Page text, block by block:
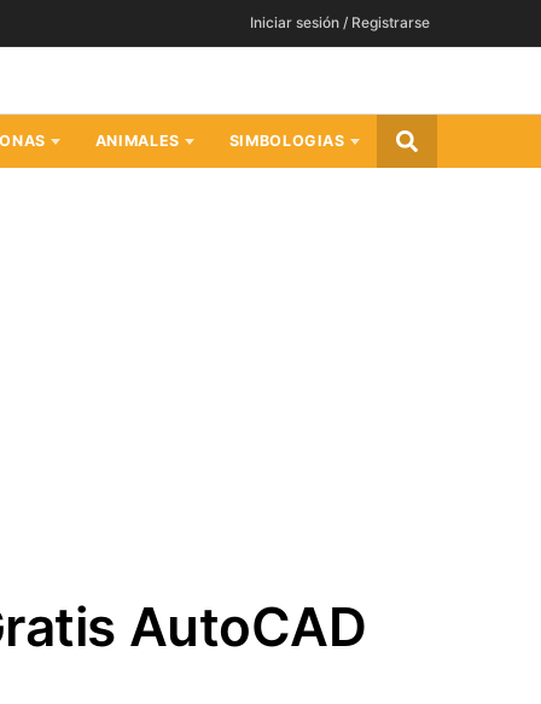
Iniciar sesión / Registrarse
ANIMALES SIMBOLOGIAS
AutoCAD